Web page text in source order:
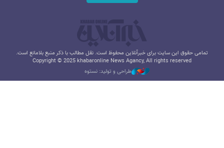
تمامی حقوق این سایت برای خبرآنلاین محفوظ است. نقل مطالب با ذکر منبع بلامانع است.
Copyright © 2025 khabaronline News Agancy, All rights reserved
طراحی و تولید: نستوه